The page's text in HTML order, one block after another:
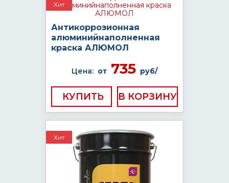
Хит
Антикоррозионная
алюминийнаполненная
краска АЛЮМОЛ
Цена: от 735 руб/
КУПИТЬ
Хит